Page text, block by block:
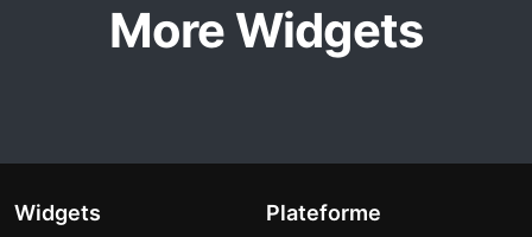
More Widgets
Widgets Plateforme